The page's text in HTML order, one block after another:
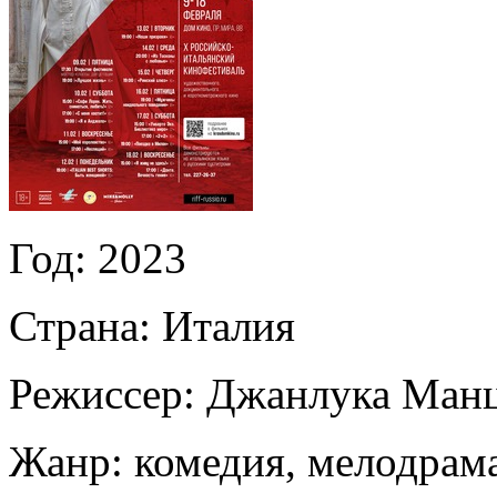
Год: 2023
Страна: Италия
Режиссер: Джанлука
Жанр: комедия,